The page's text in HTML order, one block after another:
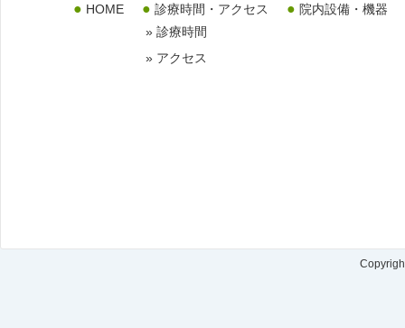
HOME
診療時間・アクセス
» 診療時間
» アクセス
院内設備・機器